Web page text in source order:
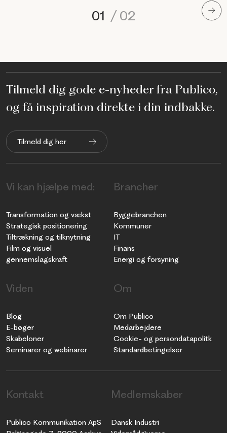
01 / 02
Tilmeld dig gode e-nyheder fra Publico,
og få inspiration direkte i din indbakke.
Tilmeld dig her
Vi kan hjælpe med:
Transformation og vækst
Strategisk positionering
Tiltrækning og tilknytning
Film og visuel
gennemslagskraft
Brancher
Byggebranchen
Kommuner
IT
Finans
Energi og forsyning
Viden
Blog
E-bøger
Skabeloner
Seminarer og webinarer
Om
Om Publico
Medarbejdere
Cookie- og persondatapolitk
Standardbetingelser
Kontakt
Publico Kommunikation ApS
Medlemskaber
Dansk Industri